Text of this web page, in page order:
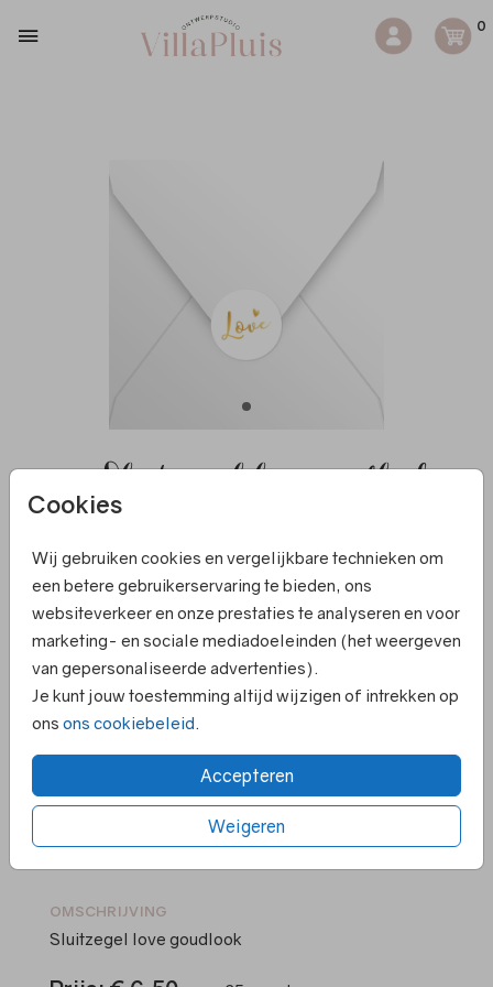
0
Cookies
Wij gebruiken cookies en vergelijkbare technieken om
een betere gebruikerservaring te bieden, ons
websiteverkeer en onze prestaties te analyseren en voor
marketing- en sociale mediadoeleinden (het weergeven
van gepersonaliseerde advertenties).
Je kunt jouw toestemming altijd wijzigen of intrekken op
ons ons cookiebeleid
Accepteren
Weigeren
26 - Sluitzegel love goudlook
Heb je vragen? Neem dan contact met ons op.
Elk kaartje is om te zetten naar een ander
formaat
Persoonlijk contact en hulp bij ontwerpen
Ruime keuze in papiersoorten en kleuren
enveloppen
Voor 18.00 uur besteld ➝ gelijk in productie
Supersnelle levering
OMSCHRIJVING
Sluitzegel love goudlook